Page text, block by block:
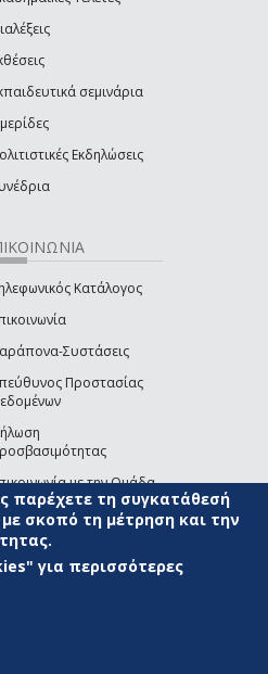
σεμινάρια
Εκδηλώσεις
Κατάλογος
Συστάσεις
Προστασίας
με την Ομάδα
του site(link sends e-mail)
τη συγκατάθεσή
σκοπό τη μέτρηση και την
για περισσότερες